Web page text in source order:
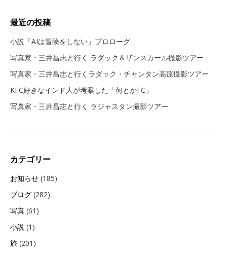
最近の投稿
小説「AIは冒険をしない」プロローグ
写真家・三井昌志と行く ラダック＆ザンスカール撮影ツアー
写真家・三井昌志と行くラダック・チャンタン高原撮影ツアー
KFC好きなインド人が考案した「何とかFC」
写真家・三井昌志と行く ラジャスタン撮影ツアー
カテゴリー
お知らせ (185)
ブログ (282)
写真 (61)
小説 (1)
旅 (201)